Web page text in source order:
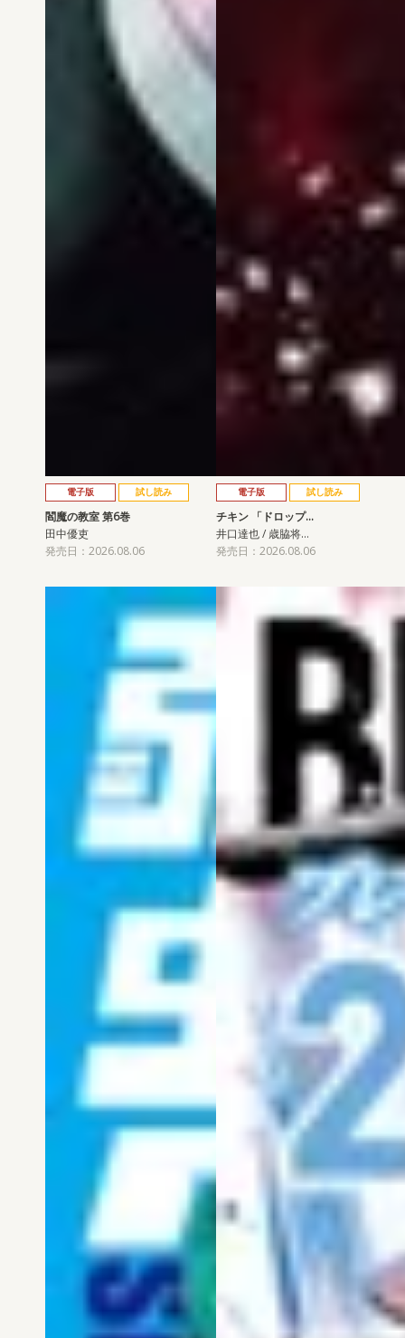
電子版 試し読み
閻魔の教室 第6巻
田中優吏
発売日：2026.08.06
電子版 試し読み
チキン 「ドロップ…
井口達也 / 歳脇将…
発売日：2026.08.06